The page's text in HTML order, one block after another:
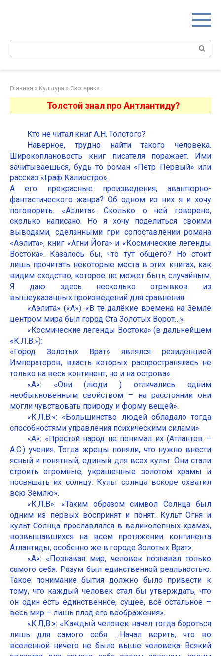
Поиск:
Главная » Культура » Эзотерика
Толстой знал про Антлантиду?
Кто не читал книг А.Н. Толстого?
Наверное, трудно найти такого человека.
Широкоплановость книг писателя поражает. Ими
зачитываешься, будь то роман «Петр Первый» или
рассказ «Граф Калиостро».
А его прекрасные произведения, авантюрно-
фантастического жанра? Об одном из них я и хочу
поговорить. «Аэлита». Сколько о ней говорено,
сколько написано. Но я хочу поделиться своими
выводами, сделанными при сопоставлении романа
«Аэлита», книг «Агни Йога» и «Космические легенды
Востока». Казалось бы, что тут общего? Но стоит
лишь прочитать некоторые места в этих книгах, как
видим сходство, которое не может быть случайным.
Я даю здесь несколько отрывков из
вышеуказанных произведений для сравнения.
«Аэлита» («А»). «В те далёкие времена на Земле
центром мира был город Ста Золотых Ворот…».
«Космические легенды Востока» (в дальнейшем
«К.Л.В.»):
«Город Золотых Врат» являлся резиденцией
Императоров, власть которых распространялась не
только на весь континент, но и на острова».
«А»: «Они (люди ) отличались одним
необыкновенным свойством – на расстоянии они
могли чувствовать природу и форму вещей».
«К.Л.В.»: «Большинство людей обладало тогда
способностями управления психическими силами».
«А»: «Простой народ не понимал их (Атлантов –
А.С.) учения. Тогда жрецы поняли, что нужно внести
ясный и понятный, единый для всех культ. Они стали
строить огромные, украшенные золотом храмы и
посвящать их солнцу. Культ солнца вскоре охватил
всю Землю».
«К.Л.В»: «Таким образом символ Солнца был
одним из первых воспринят и понят. Культ Огня и
культ Солнца прославлялся в великолепных храмах,
возвышавшихся на всем протяжении континента
Атлантиды, особенно же в городе Золотых Врат».
«А»: «Познавая мир, человек познавал только
самого себя. Разум был единственной реальностью.
Такое понимание бытия должно было привести к
тому, что каждый человек стал бы утверждать, что
он один есть единственное, сущее, всё остальное –
весь мир – лишь плод его воображения».
«К.Л,В.»: «Каждый человек начал тогда бороться
лишь для самого себя. …Начал верить, что во
вселенной ничего не было выше человека. Всякий